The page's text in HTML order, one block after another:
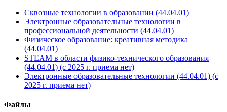
Сквозные технологии в образовании (44.04.01)
Электронные образовательные технологии в
профессиональной деятельности (44.04.01)
Физическое образование: креативная методика
(44.04.01)
STEAM в области физико-технического образования
(44.04.01) (с 2025 г. приема нет)
Электронные образовательные технологии (44.04.01) (с
2025 г. приема нет)
Файлы